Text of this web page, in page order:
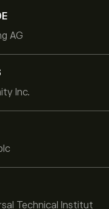
AG
Inc.
Technical Institut